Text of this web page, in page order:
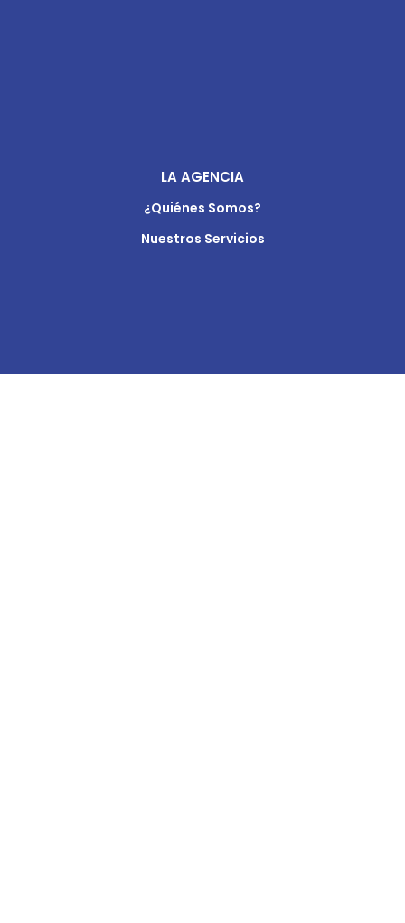
LA AGENCIA
¿Quiénes Somos?
Nuestros Servicios